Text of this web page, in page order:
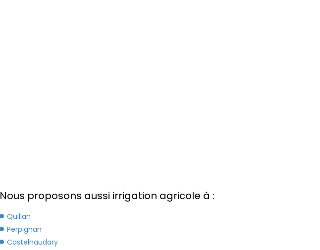
Nous proposons aussi irrigation agricole à :
Quillan
Perpignan
Castelnaudary